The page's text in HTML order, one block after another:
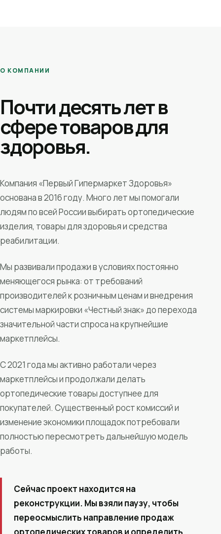
О КОМПАНИИ
Почти десять лет в
сфере товаров для
здоровья.
Компания «Первый Гипермаркет Здоровья»
основана в 2016 году. Много лет мы помогали
людям по всей России выбирать ортопедические
изделия, товары для здоровья и средства
реабилитации.
Мы развивали продажи в условиях постоянно
меняющегося рынка: от требований
производителей к розничным ценам и внедрения
системы маркировки «Честный знак» до перехода
значительной части спроса на крупнейшие
маркетплейсы.
С 2021 года мы активно работали через
маркетплейсы и продолжали делать
ортопедические товары доступнее для
покупателей. Существенный рост комиссий и
изменение экономики площадок потребовали
полностью пересмотреть дальнейшую модель
работы.
Сейчас проект находится на
реконструкции. Мы взяли паузу, чтобы
переосмыслить направление продаж